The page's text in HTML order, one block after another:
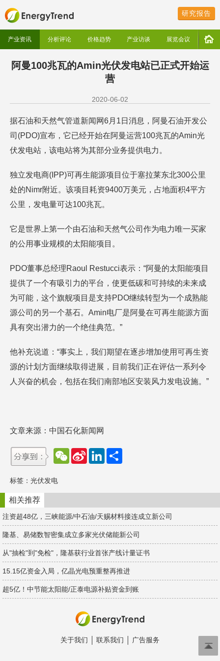
研究报告
产业资讯 分析评论 价格趋势 产业访谈 展览会议
阿曼100兆瓦的Amin光伏发电站已正式开始运
营
2020-06-02
据石油和天然气管道新闻网6月1日消息，阿曼石油开发公
司(PDO)宣布，它已经开始在阿曼运营100兆瓦的Amin光
伏发电站，该电站将为其部分业务提供电力。
独立发电商(IPP)可再生能源项目位于塞拉莱东北300公里
处的Nimr附近。该项目耗资9400万美元，占地面积4平方
公里，发电量可达100兆瓦。
它是世界上第一个由石油和天然气公司作为电力唯一买家
的公用事业规模的太阳能项目。
PDO董事总经理Raoul Restucci表示：“阿曼的太阳能项目
提供了一个有吸引力的平台，使更低碳和可持续的未来成
为可能，这个旗舰项目是支持PDO继续转型为一个成熟能
源公司的另一个基石。Amin电厂是阿曼在可再生能源方面
具有突出潜力的一个绝佳典范。”
他补充说道：“事实上，我们期望在逐步增加使用可再生资
源的计划方面继续取得进展，目前我们正在评估一系列令
人兴奋的机会，包括在我们南部地区安装风力发电设施。”
文章来源：中国石化新闻网
W
e
t
S
e
b
o
L
d
n
标签： 光伏发电
相关推荐
注资超48亿，三峡能源/中石油/天赐材料接连成立新公司
隆基、易储数智密集成立多家光伏储能新公司
从"抽检"到"免检"，隆基获行业首张产线计量证书
15.15亿资金入局，亿晶光电预重整再推进
超5亿！中节能太阳能/正泰电源补贴资金到账
关于我们 联系我们 广告服务